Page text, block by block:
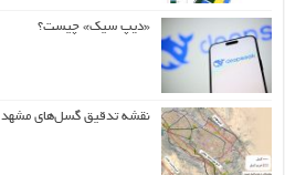
«دیپ سیک» چیست؟
نقشه تدقیق گسل‌های مشهد